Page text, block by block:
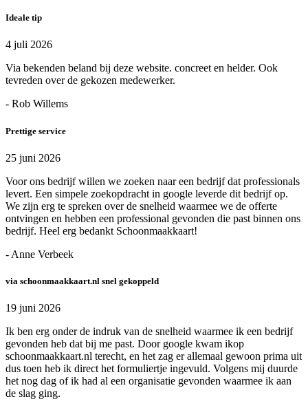
Ideale tip
4 juli 2026
Via bekenden beland bij deze website. concreet en helder. Ook
tevreden over de gekozen medewerker.
- Rob Willems
Prettige service
25 juni 2026
Voor ons bedrijf willen we zoeken naar een bedrijf dat professionals
levert. Een simpele zoekopdracht in google leverde dit bedrijf op.
We zijn erg te spreken over de snelheid waarmee we de offerte
ontvingen en hebben een professional gevonden die past binnen ons
bedrijf. Heel erg bedankt Schoonmaakkaart!
- Anne Verbeek
via schoonmaakkaart.nl snel gekoppeld
19 juni 2026
Ik ben erg onder de indruk van de snelheid waarmee ik een bedrijf
gevonden heb dat bij me past. Door google kwam ikop
schoonmaakkaart.nl terecht, en het zag er allemaal gewoon prima uit
dus toen heb ik direct het formuliertje ingevuld. Volgens mij duurde
het nog dag of ik had al een organisatie gevonden waarmee ik aan
de slag ging.